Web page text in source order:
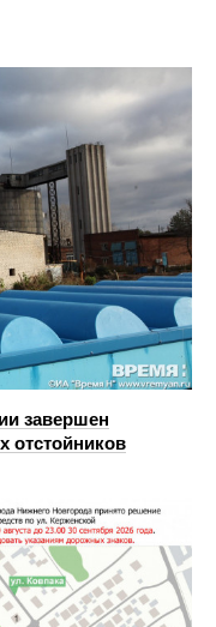
завершен
отстойников